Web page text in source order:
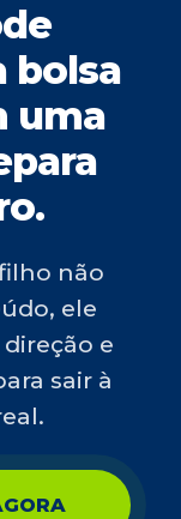
bolsa
uma
não
ele
e
sair à